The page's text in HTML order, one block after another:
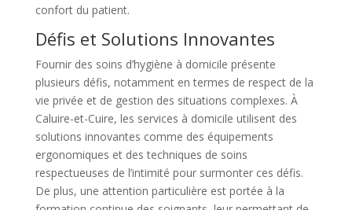
confort du patient.
Défis et Solutions Innovantes
Fournir des soins d’hygiène à domicile présente
plusieurs défis, notamment en termes de respect de la
vie privée et de gestion des situations complexes. À
Caluire-et-Cuire, les services à domicile utilisent des
solutions innovantes comme des équipements
ergonomiques et des techniques de soins
respectueuses de l’intimité pour surmonter ces défis.
De plus, une attention particulière est portée à la